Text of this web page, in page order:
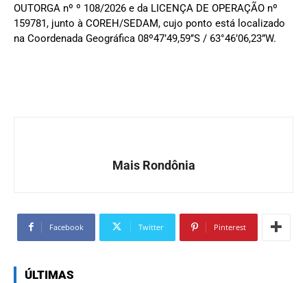
OUTORGA nº º 108/2026 e da LICENÇA DE OPERAÇÃO nº
159781, junto à COREH/SEDAM, cujo ponto está localizado
na Coordenada Geográfica 08º47’49,59’’S / 63°46’06,23”W.
Mais Rondônia
Facebook Twitter Pinterest
ÚLTIMAS